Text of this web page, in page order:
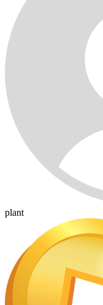
plant